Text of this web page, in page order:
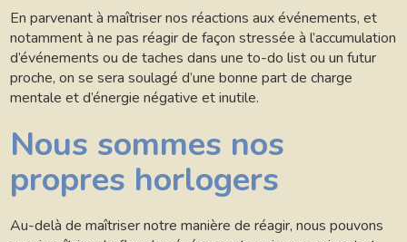
En parvenant à maîtriser nos réactions aux événements, et
notamment à ne pas réagir de façon stressée à l’accumulation
d’événements ou de taches dans une to-do list ou un futur
proche, on se sera soulagé d’une bonne part de charge
mentale et d’énergie négative et inutile.
Nous sommes nos
propres horlogers
Au-delà de maîtriser notre manière de réagir, nous pouvons